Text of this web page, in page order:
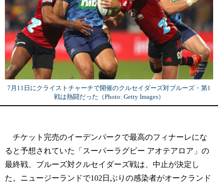
7月11日にクライストチャーチで開催のクルセイダーズ対ブルーズ・第1
戦は熱闘だった（Photo: Getty Images）
チケット完売のイーデンパークで最高のフィナーレにな
ると予想されていた「スーパーラグビー アオテアロア」の
最終戦、ブルーズ対クルセイダーズ戦は、中止が決定し
た。ニュージーランドで102日ぶりの感染者がオークランド